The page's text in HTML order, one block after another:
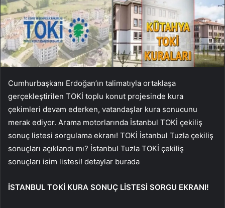
Cumhurbaşkanı Erdoğan’ın talimatıyla ortaklaşa
gerçekleştirilen TOKİ toplu konut projesinde kura
çekimleri devam ederken, vatandaşlar kura sonucunu
merak ediyor. Arama motorlarında İstanbul TOKİ çekiliş
sonuç listesi sorgulama ekranı! TOKİ İstanbul Tuzla çekiliş
sonuçları açıklandı mı? İstanbul Tuzla TOKİ çekiliş
sonuçları isim listesi! detaylar burada
İSTANBUL TOKİ KURA SONUÇ LİSTESİ SORGU EKRANI!